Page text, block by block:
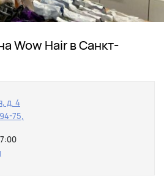
Wow Hair в Санкт-
д. 4
75,